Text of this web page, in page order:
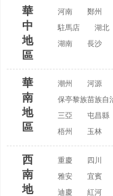
華
中
地
區
河南 鄭州
駐馬店
湖北
湖南
長沙
華
南
地
區
潮州 河源
保亭黎族苗族自
三亞
屯昌縣
梧州
玉林
西
南
地
重慶 四川
雅安
宜賓
迪慶
紅河